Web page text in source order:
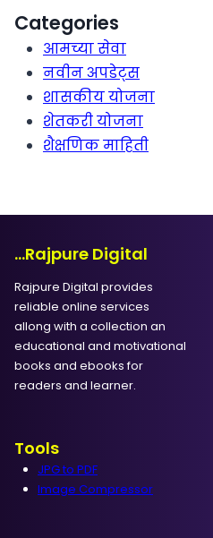
Categories
आमच्या सेवा
नवीन अपडेट्स
शासकीय योजना
शेतकरी योजना
शैक्षणिक माहिती
...Rajpure Digital
Rajpure Digital provides
reliable online services
allong with a collection an
educational and motivational
books and ebooks for
readers and learner.
Tools
JPG to PDF
Image Compressor